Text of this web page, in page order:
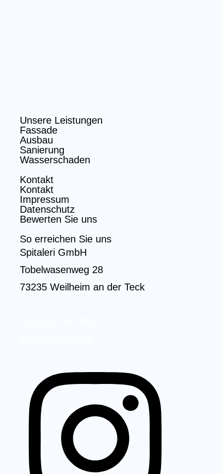
Unsere Leistungen
Fassade
Ausbau
Sanierung
Wasserschaden
Kontakt
Kontakt
Impressum
Datenschutz
Bewerten Sie uns
So erreichen Sie uns
Spitaleri GmbH
Tobelwasenweg 28
73235 Weilheim an der Teck